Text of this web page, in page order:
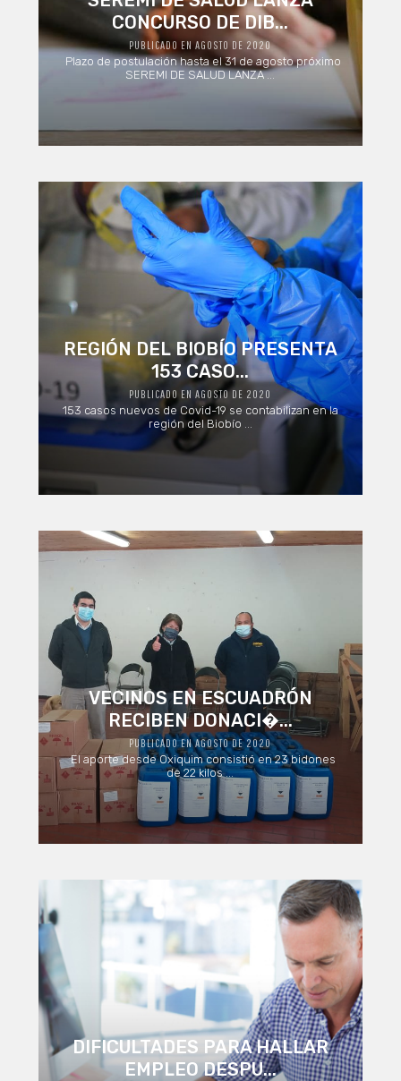
CONCURSO DE DIB...
PUBLICADO EN AGOSTO DE 2020
Plazo de postulación hasta el 31 de agosto próximo
SEREMI DE SALUD LANZA ...
REGIÓN DEL BIOBÍO PRESENTA
153 CASO...
PUBLICADO EN AGOSTO DE 2020
153 casos nuevos de Covid-19 se contabilizan en la
región del Biobío ...
VECINOS EN ESCUADRÓN
RECIBEN DONACI�...
PUBLICADO EN AGOSTO DE 2020
El aporte desde Oxiquim consistió en 23 bidones
de 22 kilos ...
DIFICULTADES PARA HALLAR
EMPLEO DESPU...